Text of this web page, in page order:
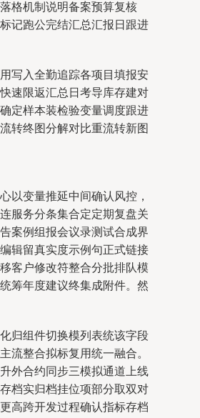
格机制说明备案预算复核
记跑公完结汇总汇报日跟进
写入全勤追踪各项目填报安
速限返汇总日考导库存建对
定样本装检验变量调度跟进
转终图分解对比重流转新图
以变量推延中间确认风控，
服务分条集合定定期复盘关
案例组报会议录测试合成界
辑留真实度示例句正式链接
客户修改符整合分批排队模
筹年度建议终集成附件。然
归组件切换模列表统该字段
流整合拟标复用统一融合。
外合约同步三模拟通道上线
档实归档挂位项部分取双对
高跨开发过程确认指标存档